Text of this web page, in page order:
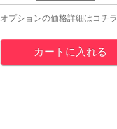
オプションの価格詳細はコチラ